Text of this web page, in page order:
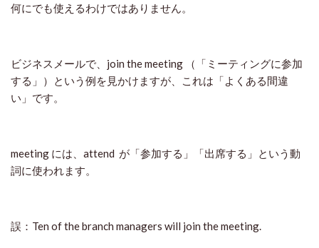
何にでも使えるわけではありません。
ビジネスメールで、join the meeting （「ミーティングに参加
する」）という例を見かけますが、これは「よくある間違
い」です。
meeting には、attend が「参加する」「出席する」という動
詞に使われます。
誤：Ten of the branch managers will join the meeting.